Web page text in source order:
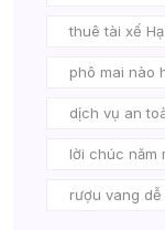
thuê tài xế
phô mai nào
dịch vụ an
lời chúc năm
rượu vang dễ